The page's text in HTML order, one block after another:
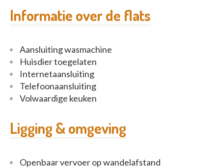
- Sterk in prijs en kwaliteit
Informatie over de flats
Aansluiting wasmachine
Huisdier toegelaten
Internetaansluiting
Telefoonaansluiting
Volwaardige keuken
Ligging & omgeving
Openbaar vervoer op wandelafstand